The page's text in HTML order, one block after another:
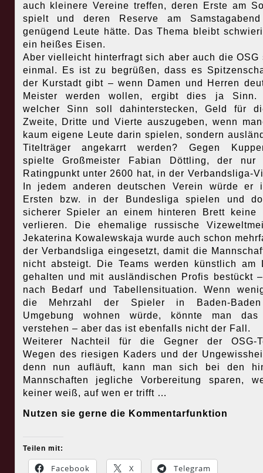
auch kleinere Vereine treffen, deren Erste am
spielt und deren Reserve am
genügend Leute hätte. Das Thema bleibt
ein heißes Eisen.
Aber vielleicht hinterfragt sich aber auch die OSG
einmal. Es ist zu begrüßen, dass es
der Kurstadt gibt – wenn Damen und Herren
Meister werden wollen, ergibt dies ja Sinn.
welcher Sinn soll dahinterstecken, Geld für
Zweite, Dritte und Vierte auszugeben, wenn
kaum eigene Leute darin spielen, sondern
Titelträger angekarrt werden? Gegen
spielte Großmeister Fabian Döttling, der nur
Ratingpunkt unter 2600 hat, in der Verbandsliga-
In jedem anderen deutschen Verein würde er
Ersten bzw. in der Bundesliga spielen und
sicherer Spieler an einem hinteren Brett keine
verlieren. Die ehemalige russische
Jekaterina Kowalewskaja wurde auch schon
der Verbandsliga eingesetzt, damit die
nicht absteigt. Die Teams werden künstlich am
gehalten und mit ausländischen Profis bestückt
nach Bedarf und Tabellensituation. Wenn
die Mehrzahl der Spieler in Baden-
Umgebung wohnen würde, könnte man das
verstehen – aber das ist ebenfalls nicht der Fall.
Weiterer Nachteil für die Gegner der OSG-
Wegen des riesigen Kaders und der
denn nun aufläuft, kann man sich bei den
Mannschaften jegliche Vorbereitung sparen,
keiner weiß, auf wen er trifft …
Nutzen sie gerne die Kommentarfunktion
Teilen mit:
Facebook X Telegram